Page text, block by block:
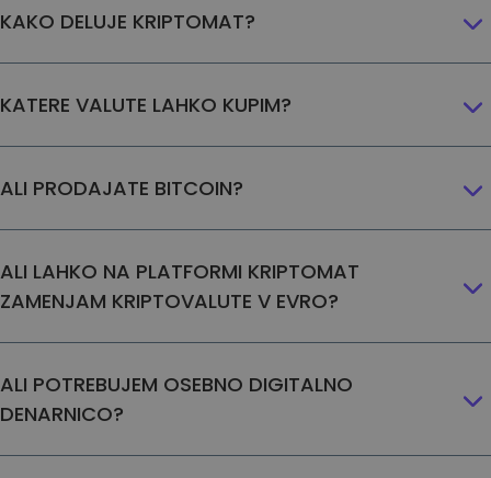
KAKO DELUJE KRIPTOMAT?
KATERE VALUTE LAHKO KUPIM?
ALI PRODAJATE BITCOIN?
ALI LAHKO NA PLATFORMI KRIPTOMAT
ZAMENJAM KRIPTOVALUTE V EVRO?
ALI POTREBUJEM OSEBNO DIGITALNO
DENARNICO?